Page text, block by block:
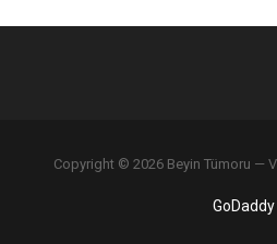
Copyright © 2026 Beyin Tümoru —
GoDaddy